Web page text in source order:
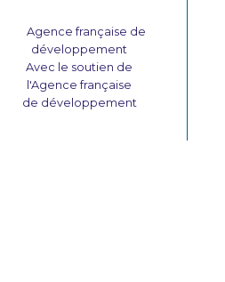
Avec le soutien de
l'Agence française
de développement